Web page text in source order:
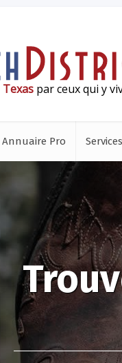
Texaspar ceux qui y
Annuaire Pro